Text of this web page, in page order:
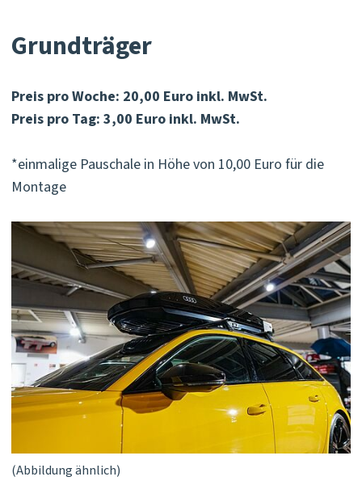
Grundträger
Preis pro Woche: 20,00 Euro inkl. MwSt.
Preis pro Tag: 3,00 Euro inkl. MwSt.
*einmalige Pauschale in Höhe von 10,00 Euro für die
Montage
(Abbildung ähnlich)